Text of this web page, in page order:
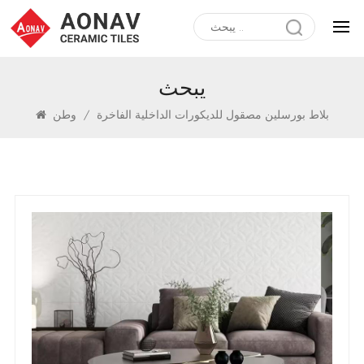
يبحث
/ بلاط بورسلين مصقول للديكورات الداخلية الفاخرة